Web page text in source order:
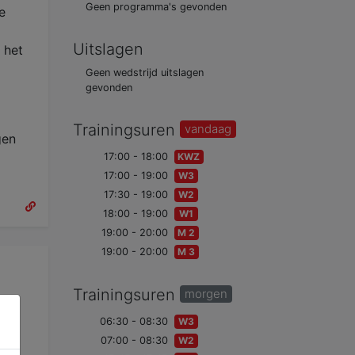
het
Geen programma's gevonden
Uitslagen
Geen wedstrijd uitslagen
gevonden
Trainingsuren vandaag
17:00 - 18:00
KWZ
17:00 - 19:00
W3
17:30 - 19:00
W2
18:00 - 19:00
W1
19:00 - 20:00
M 2
19:00 - 20:00
M 3
Trainingsuren morgen
06:30 - 08:30
W3
07:00 - 08:30
W2